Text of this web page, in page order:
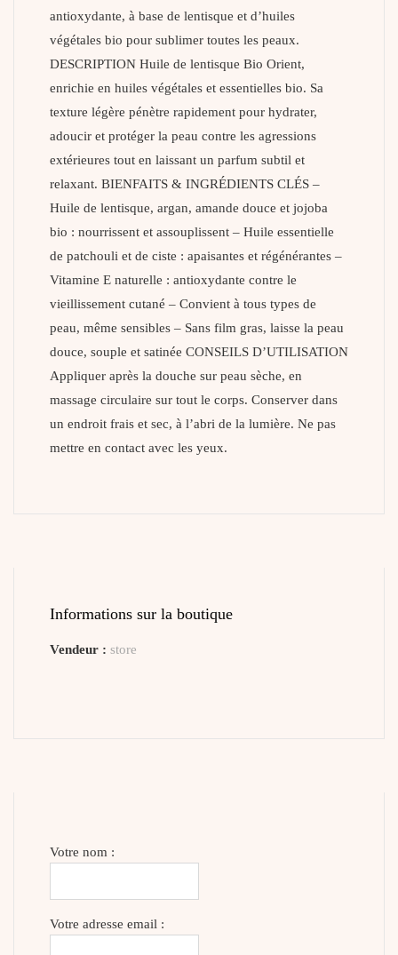
antioxydante, à base de lentisque et d’huiles
végétales bio pour sublimer toutes les peaux.
DESCRIPTION Huile de lentisque Bio Orient,
enrichie en huiles végétales et essentielles bio. Sa
texture légère pénètre rapidement pour hydrater,
adoucir et protéger la peau contre les agressions
extérieures tout en laissant un parfum subtil et
relaxant. BIENFAITS & INGRÉDIENTS CLÉS –
Huile de lentisque, argan, amande douce et jojoba
bio : nourrissent et assouplissent – Huile essentielle
de patchouli et de ciste : apaisantes et régénérantes –
Vitamine E naturelle : antioxydante contre le
vieillissement cutané – Convient à tous types de
peau, même sensibles – Sans film gras, laisse la peau
douce, souple et satinée CONSEILS D’UTILISATION
Appliquer après la douche sur peau sèche, en
massage circulaire sur tout le corps. Conserver dans
un endroit frais et sec, à l’abri de la lumière. Ne pas
mettre en contact avec les yeux.
Informations sur la boutique
Vendeur : store
Votre nom :
Votre adresse email :